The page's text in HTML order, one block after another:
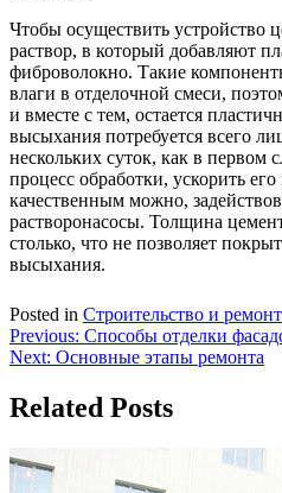
Чтобы осуществить устройство
раствор, в который добавляют
фиброволокно. Такие
влаги в отделочной смеси,
и вместе с тем, остается
высыхания потребуется всего
нескольких суток, как в первом
процесс обработки, ускорить его
качественным можно,
растворонасосы. Толщина
столько, что не позволяет
высыхания.
Posted in Строительство и ремонт
Навигация
по
записям
Previous: Способы отделки
Next: Основные этапы ремонта
Related Posts